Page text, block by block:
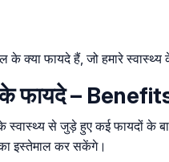
क्या फायदे हैं, जो हमारे स्वास्थ्य
के फायदे –
से जुड़े हुए कई फायदों के
इस्तेमाल कर सकेंगे।